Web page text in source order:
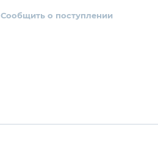
Сообщить о поступлении